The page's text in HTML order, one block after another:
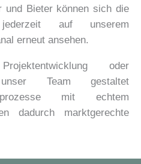
und Bieter können sich die
jederzeit auf unserem
erneut ansehen.
oder
unser Team gestaltet
mit echtem
dadurch marktgerechte